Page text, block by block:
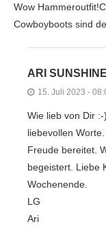
Wow
Cowboyboots sind
ARI SUNSHINE
15. Juli 2023 -
Wie lieb von Dir
liebevollen
Freude bereitet.
begeistert. Liebe
Wochenende.
LG
Ari